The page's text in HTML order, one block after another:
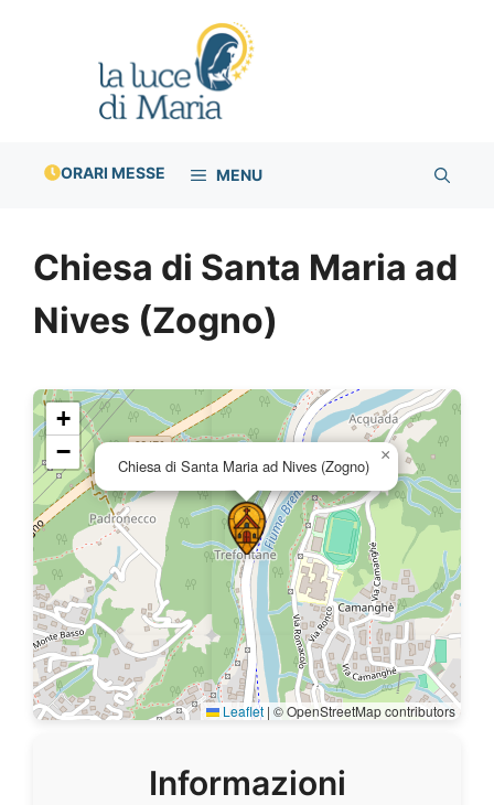
ORARI MESSE MENU
Chiesa di Santa Maria ad
Nives (Zogno)
Chiesa di Santa Maria ad Nives (Zogno)
×
+
−
Leaflet | © OpenStreetMap contributors
Informazioni